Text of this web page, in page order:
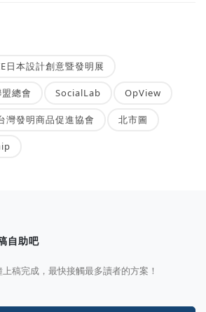
日本設計創意暨發明展
總會 SocialLab OpView
灣發明商品促進協會 北市圖
自助吧
稿完成，最快接觸最多讀者的方案！